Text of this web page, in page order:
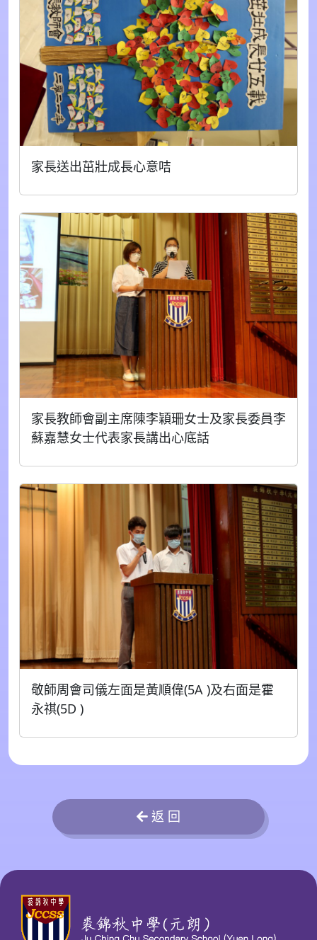
家長送出茁壯成長心意咭
家長教師會副主席陳李穎珊女士及家長委員李
蘇嘉慧女士代表家長講出心底話
敬師周會司儀左面是黃順偉(5A )及右面是霍
永祺(5D )
返 回